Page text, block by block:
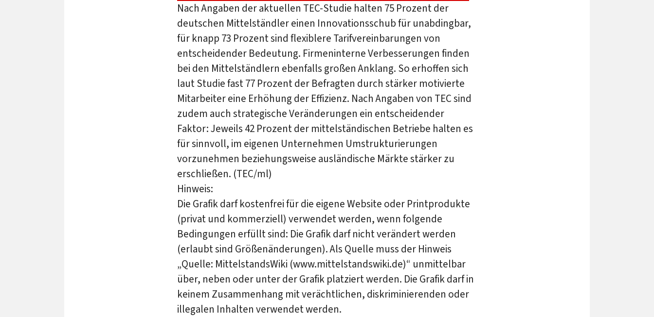
Nach Angaben der aktuellen TEC-Studie halten 75 Prozent der
deutschen Mittelständler einen Innovationsschub für unabdingbar,
für knapp 73 Prozent sind flexiblere Tarifvereinbarungen von
entscheidender Bedeutung. Firmeninterne Verbesserungen finden
bei den Mittelständlern ebenfalls großen Anklang. So erhoffen sich
laut Studie fast 77 Prozent der Befragten durch stärker motivierte
Mitarbeiter eine Erhöhung der Effizienz. Nach Angaben von TEC sind
zudem auch strategische Veränderungen ein entscheidender
Faktor: Jeweils 42 Prozent der mittelständischen Betriebe halten es
für sinnvoll, im eigenen Unternehmen Umstrukturierungen
vorzunehmen beziehungsweise ausländische Märkte stärker zu
erschließen. (TEC/ml)
Hinweis:
Die Grafik darf kostenfrei für die eigene Website oder Printprodukte
(privat und kommerziell) verwendet werden, wenn folgende
Bedingungen erfüllt sind: Die Grafik darf nicht verändert werden
(erlaubt sind Größenänderungen). Als Quelle muss der Hinweis
„Quelle: MittelstandsWiki (www.mittelstandswiki.de)“ unmittelbar
über, neben oder unter der Grafik platziert werden. Die Grafik darf in
keinem Zusammenhang mit verächtlichen, diskriminierenden oder
illegalen Inhalten verwendet werden.